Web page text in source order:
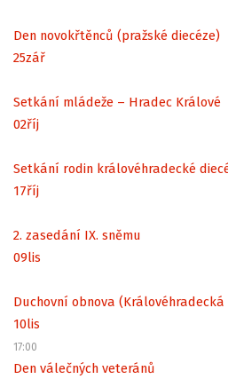
Den novokřtěnců (pražské diecéze)
25zář
Setkání mládeže – Hradec Králové
02říj
Setkání rodin královéhradecké
17říj
2. zasedání IX. sněmu
09lis
Duchovní obnova (Královéhradecká
10lis
17:00
Den válečných veteránů